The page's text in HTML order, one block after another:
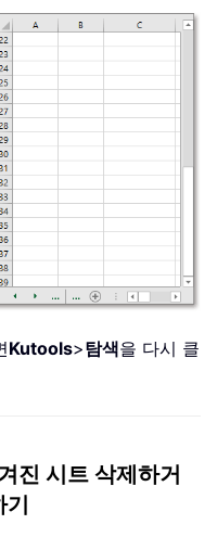
Kutools>탐색을 다시 클
진 시트 삭제하거
기